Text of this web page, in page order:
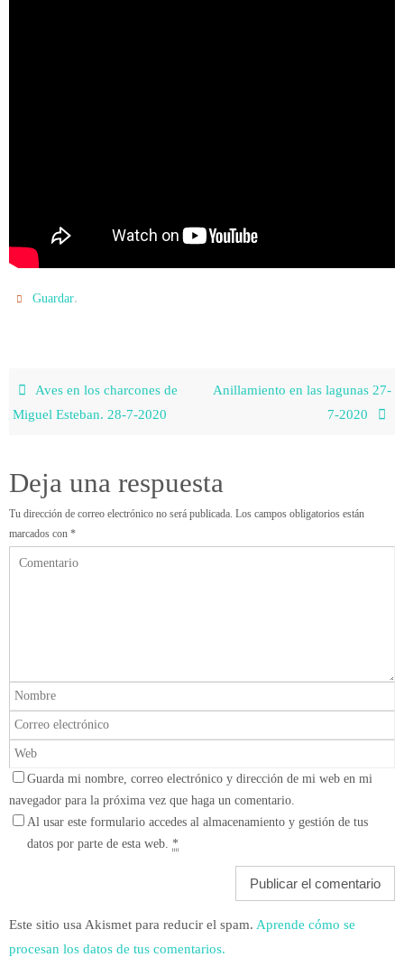
Guardar.
Aves en los charcones de
Miguel Esteban. 28-7-2020
Anillamiento en las lagunas 27-
7-2020
Deja una respuesta
Tu dirección de correo electrónico no será publicada. Los campos obligatorios están
marcados con *
Guarda mi nombre, correo electrónico y dirección de mi web en mi
navegador para la próxima vez que haga un comentario.
Al usar este formulario accedes al almacenamiento y gestión de tus
datos por parte de esta web. *
Este sitio usa Akismet para reducir el spam. Aprende cómo se
procesan los datos de tus comentarios.